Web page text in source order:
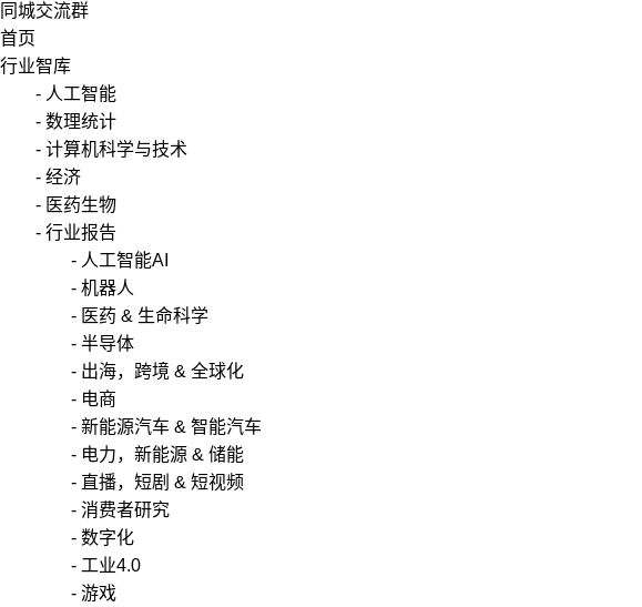
同城交流群
首页
行业智库
- 人工智能
- 数理统计
- 计算机科学与技术
- 经济
- 医药生物
- 行业报告
- 人工智能AI
- 机器人
- 医药 & 生命科学
- 半导体
- 出海，跨境 & 全球化
- 电商
- 新能源汽车 & 智能汽车
- 电力，新能源 & 储能
- 直播，短剧 & 短视频
- 消费者研究
- 数字化
- 工业4.0
- 游戏